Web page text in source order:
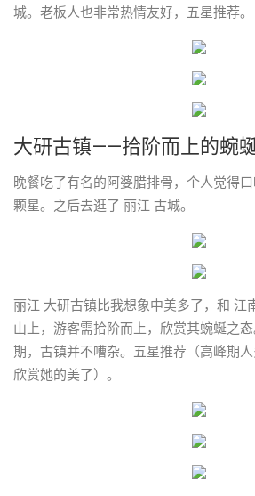
城。老板人也非常热情友好，五星推荐。
大研古镇——拾阶而上的蜿
晚餐吃了有名的阿婆腊排骨，个人觉得
颗星。之后去逛了 丽江 古城。
丽江 大研古镇比我想象中美多了，和 江
山上，游客需拾阶而上，欣赏其蜿蜒之
期，古镇并不嘈杂。五星推荐（高峰期
欣赏她的美了）。